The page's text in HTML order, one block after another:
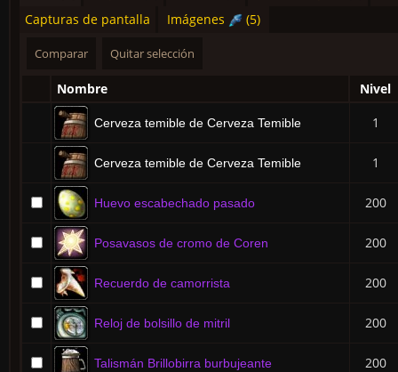
Capturas de pantalla
Imágenes (5)
Nombre Nivel
Cerveza temible de Cerveza Temible 1
Cerveza temible de Cerveza Temible 1
Huevo escabechado pasado 200
Posavasos de cromo de Coren 200
Recuerdo de camorrista 200
Reloj de bolsillo de mitril 200
Talismán Brillobirra burbujeante 200